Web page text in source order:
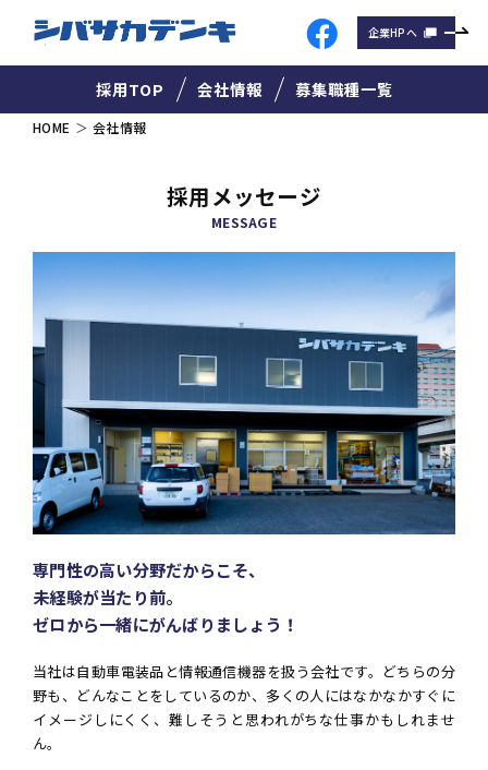
企業HPへ
採用TOP 会社情報 募集職種一覧
HOME 会社情報
採用メッセージ
MESSAGE
専門性の高い分野だからこそ、
未経験が当たり前。
ゼロから一緒にがんばりましょう！
当社は自動車電装品と情報通信機器を扱う会社です。どちらの分
野も、どんなことをしているのか、多くの人にはなかなかすぐに
イメージしにくく、難しそうと思われがちな仕事かもしれませ
ん。